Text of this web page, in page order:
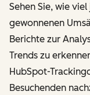
Sehen Sie, wie
gewonnenen
Berichte zur
Trends zu
HubSpot-
Besuchenden